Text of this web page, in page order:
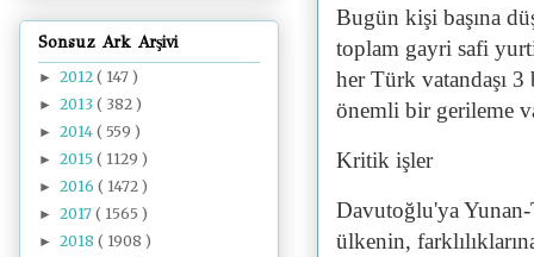
Bugün kişi başına
toplam gayri safi
her Türk vatandaşı
önemli bir gerileme
Kritik işler
Davutoğlu'ya
ülkenin,
Sonsuz Ark Arşivi
► 2012 ( 147 )
► 2013 ( 382 )
► 2014 ( 559 )
► 2015 ( 1129 )
► 2016 ( 1472 )
► 2017 ( 1565 )
► 2018 ( 1908 )